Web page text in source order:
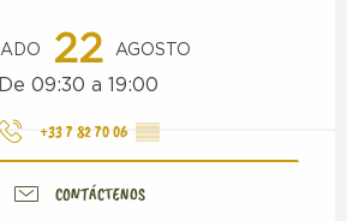
22 AGOSTO
De 09:30 a 19:00
+33 7 82 70 06 ▒▒
CONTÁCTENOS